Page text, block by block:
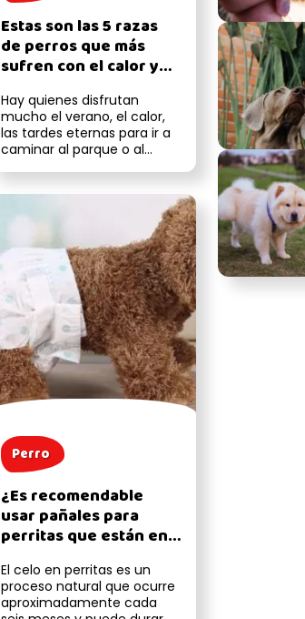
Estas son las 5 razas
de perros que más
sufren con el calor y
Hay quienes disfrutan
mucho el verano, el calor,
las tardes eternas para ir a
caminar al parque o al
Perro
¿Es recomendable
usar pañales para
perritas que están en
El celo en perritas es un
proceso natural que ocurre
aproximadamente cada